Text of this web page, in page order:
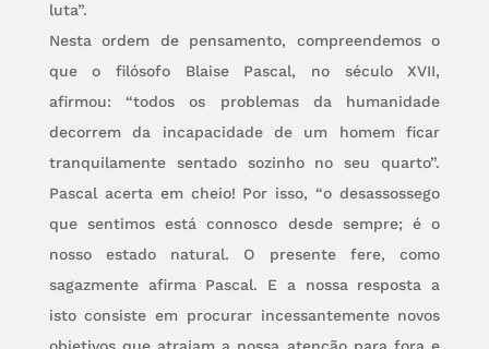
luta”.
Nesta ordem de pensamento, compreendemos o
que o filósofo Blaise Pascal, no século XVII,
afirmou: “todos os problemas da humanidade
decorrem da incapacidade de um homem ficar
tranquilamente sentado sozinho no seu quarto”.
Pascal acerta em cheio! Por isso, “o desassossego
que sentimos está connosco desde sempre; é o
nosso estado natural. O presente fere, como
sagazmente afirma Pascal. E a nossa resposta a
isto consiste em procurar incessantemente novos